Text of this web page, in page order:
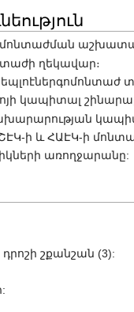
մոնտաժման
ղեկավար։
կապիտալ
ի և ՀԱԷԿ-ի
առողջարանը:
շքանշան (3):